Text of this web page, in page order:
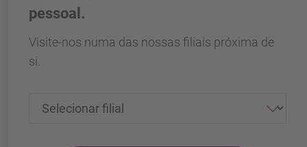
pessoal.
Visite-nos numa das nossas filiais próxima de
si.